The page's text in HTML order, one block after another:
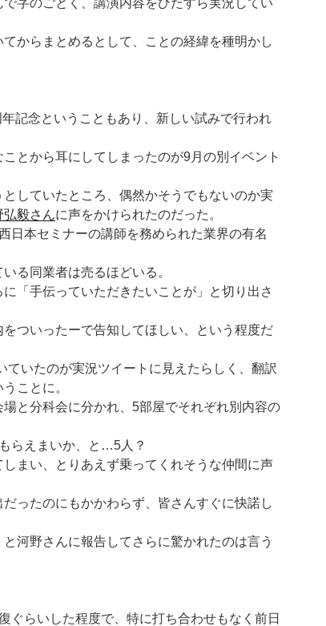
からまとめるとして、ことの経緯を種明かし
記念ということもあり、新しい試みで行われ
とから耳にしてしまったのが9月の別イベント
していたところ、偶然かそうでもないのか実
弘毅さんに声をかけられたのだった。
日本セミナーの講師を務められた業界の有名
る同業者は売るほどいる。
「手伝っていただきたいことが」と切り出さ
ついったーで告知してほしい、という程度だ
ていたのが実況ツイートに見えたらしく、翻訳
ことに。
と分科会に分かれ、5部屋でそれぞれ別内容の
らえまいか、と…5人？
まい、とりあえず乗ってくれそうな仲間に声
ったのにもかかわらず、皆さんすぐに快諾し
河野さんに報告してさらに驚かれたのは言う
ぐらいした程度で、特に打ち合わせもなく前日